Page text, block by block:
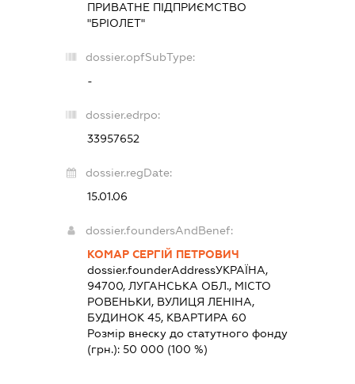
ПРИВАТНЕ ПІДПРИЄМСТВО
"БРІОЛЕТ"
dossier.opfSubType:
-
dossier.edrpo:
33957652
dossier.regDate:
15.01.06
dossier.foundersAndBenef:
КОМАР СЕРГІЙ ПЕТРОВИЧ
dossier.founderAddressУКРАЇНА,
94700, ЛУГАНСЬКА ОБЛ., МІСТО
РОВЕНЬКИ, ВУЛИЦЯ ЛЕНІНА,
БУДИНОК 45, КВАРТИРА 60
Розмір внеску до статутного фонду
(грн.):50 000 (100 %)